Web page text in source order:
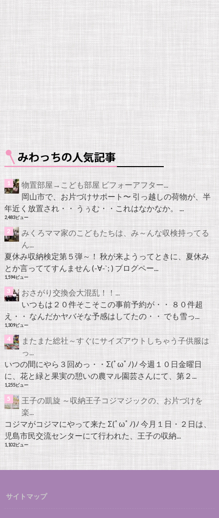
物置部屋→こども部屋 ビフォーアフター...
岡山市で、お片づけサポート〜 引っ越しの荷物が、半
年近く放置され・・ うぅむ・・これはなかなか。 ...
2,483ビュー
みくろママ家のこどもたちは、み～んな収検持ってる
ん...
夏休み収納検定第５弾～！ 秋が来ようってときに、夏休み
とか言っててすんません (-∀-`; ) ブログペー...
1,594ビュー
おさがり交換会大混乱！！...
いつもは２０件そこそこの事前予約が・・ ８０件超
え・・ なんだかヤバそな予感はしてたの・・ でも雪っ...
1,309ビュー
またまた総社～すぐにサイズアウトしちゃう子供服は
っ...
いつの間にやら３回めっ・・Σ(ﾟωﾟﾉ)ﾉ 今週１０日金曜日
に、花と緑と果実の憩いの農マル園芸さんにて、第２...
1,255ビュー
王子の凱旋 ～収納王子コジマジックの、お片づけを
楽...
コジマがコジマにやって来た Σ(ﾟωﾟﾉ)ﾉ 今月１日・２日は、
児島市民交流センターにて行われた、王子の収納...
1,102ビュー
サイトマップ